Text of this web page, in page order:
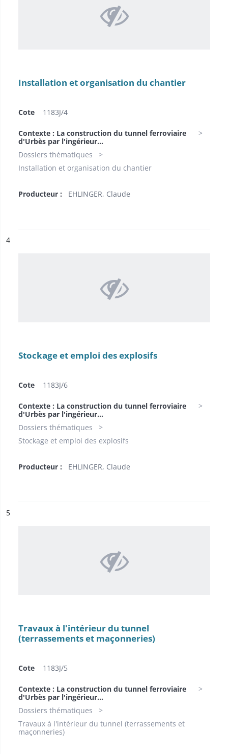
Installation et organisation du chantier
Cote 1183J/4
Contexte : La construction du tunnel ferroviaire
d'Urbès par l'ingérieur...
Dossiers thématiques
Installation et organisation du chantier
Producteur : EHLINGER, Claude
n°
4
Stockage et emploi des explosifs
Cote 1183J/6
Contexte : La construction du tunnel ferroviaire
d'Urbès par l'ingérieur...
Dossiers thématiques
Stockage et emploi des explosifs
Producteur : EHLINGER, Claude
n°
5
Travaux à l'intérieur du tunnel
(terrassements et maçonneries)
Cote 1183J/5
Contexte : La construction du tunnel ferroviaire
d'Urbès par l'ingérieur...
Dossiers thématiques
Travaux à l'intérieur du tunnel (terrassements et
maçonneries)